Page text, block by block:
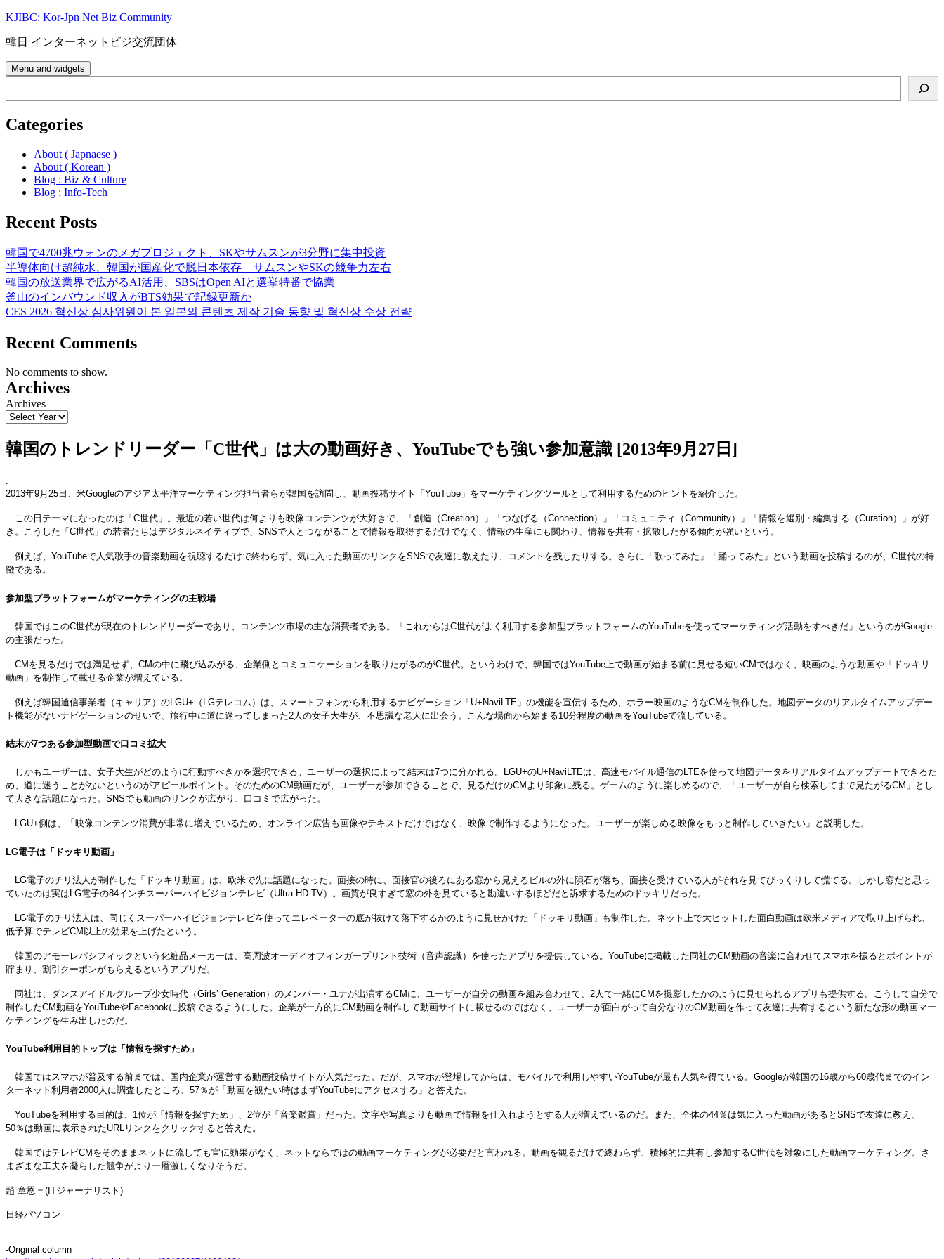
Skip
content
KJIBC: Kor-Jpn Net Biz Community
韓日 インターネットビジ交流団体
Menu and widgets
Categories
About ( Japnaese )
About ( Korean )
Blog : Biz & Culture
Blog : Info-Tech
Recent Posts
韓国で4700兆ウォンのメガプロジェクト、SKやサムスンが3分野に集中投資
半導体向け超純水、韓国が国産化で脱日本依存 サムスンやSKの競争力左右
韓国の放送業界で広がるAI活用、SBSはOpen AIと選挙特番で協業
釜山のインバウンド収入がBTS効果で記録更新か
CES 2026 혁신상 심사위원이 본 일본의 콘텐츠 제작 기술 동향 및 혁신상 수상 전략
Recent Comments
No comments to show.
Archives
Archives
韓国のトレンドリーダー「C世代」は大の動画好き、YouTubeでも強い参加意識 [2013年9月27日]
.
2013年9月25日、米Googleのアジア太平洋マーケティング担当者らが韓国を訪問し、動画投稿サイト「YouTube」をマーケティングツールとして利用するためのヒントを紹介した。
この日テーマになったのは「C世代」。最近の若い世代は何よりも映像コンテンツが大好きで、「創造（Creation）」「つなげる（Connection）」「コミュニティ（Community）」「情報を選別・編集する（Curation）」が好
き。こうした「C世代」の若者たちはデジタルネイティブで、SNSで人とつながることで情報を取得するだけでなく、情報の生産にも関わり、情報を共有・拡散したがる傾向が強いという。
例えば、YouTubeで人気歌手の音楽動画を視聴するだけで終わらず、気に入った動画のリンクをSNSで友達に教えたり、コメントを残したりする。さらに「歌ってみた」「踊ってみた」という動画を投稿するのが、C世代の特
徴である。
参加型プラットフォームがマーケティングの主戦場
韓国ではこのC世代が現在のトレンドリーダーであり、コンテンツ市場の主な消費者である。「これからはC世代がよく利用する参加型プラットフォームのYouTubeを使ってマーケティング活動をすべきだ」というのがGoogle
の主張だった。
CMを見るだけでは満足せず、CMの中に飛び込みがる、企業側とコミュニケーションを取りたがるのがC世代。というわけで、韓国ではYouTube上で動画が始まる前に見せる短いCMではなく、映画のような動画や「ドッキリ
動画」を制作して載せる企業が増えている。
例えば韓国通信事業者（キャリア）のLGU+（LGテレコム）は、スマートフォンから利用するナビゲーション「U+NaviLTE」の機能を宣伝するため、ホラー映画のようなCMを制作した。地図データのリアルタイムアップデー
ト機能がないナビゲーションのせいで、旅行中に道に迷ってしまった2人の女子大生が、不思議な老人に出会う。こんな場面から始まる10分程度の動画をYouTubeで流している。
結末が7つある参加型動画で口コミ拡大
しかもユーザーは、女子大生がどのように行動すべきかを選択できる。ユーザーの選択によって結末は7つに分かれる。LGU+のU+NaviLTEは、高速モバイル通信のLTEを使って地図データをリアルタイムアップデートできるた
め、道に迷うことがないというのがアピールポイント。そのためのCM動画だが、ユーザーが参加できることで、見るだけのCMより印象に残る。ゲームのように楽しめるので、「ユーザーが自ら検索してまで見たがるCM」とし
て大きな話題になった。SNSでも動画のリンクが広がり、口コミで広がった。
LGU+側は、「映像コンテンツ消費が非常に増えているため、オンライン広告も画像やテキストだけではなく、映像で制作するようになった。ユーザーが楽しめる映像をもっと制作していきたい」と説明した。
LG電子は「ドッキリ動画」
LG電子のチリ法人が制作した「ドッキリ動画」は、欧米で先に話題になった。面接の時に、面接官の後ろにある窓から見えるビルの外に隕石が落ち、面接を受けている人がそれを見てびっくりして慌てる。しかし窓だと思っ
ていたのは実はLG電子の84インチスーパーハイビジョンテレビ（Ultra HD TV）。画質が良すぎて窓の外を見ていると勘違いするほどだと訴求するためのドッキリだった。
LG電子のチリ法人は、同じくスーパーハイビジョンテレビを使ってエレベーターの底が抜けて落下するかのように見せかけた「ドッキリ動画」も制作した。ネット上で大ヒットした面白動画は欧米メディアで取り上げられ、
低予算でテレビCM以上の効果を上げたという。
韓国のアモーレパシフィックという化粧品メーカーは、高周波オーディオフィンガープリント技術（音声認識）を使ったアプリを提供している。YouTubeに掲載した同社のCM動画の音楽に合わせてスマホを振るとポイントが
貯まり、割引クーポンがもらえるというアプリだ。
同社は、ダンスアイドルグループ少女時代（Girls’ Generation）のメンバー・ユナが出演するCMに、ユーザーが自分の動画を組み合わせて、2人で一緒にCMを撮影したかのように見せられるアプリも提供する。こうして自分で
制作したCM動画をYouTubeやFacebookに投稿できるようにした。企業が一方的にCM動画を制作して動画サイトに載せるのではなく、ユーザーが面白がって自分なりのCM動画を作って友達に共有するという新たな形の動画マー
ケティングを生み出したのだ。
YouTube利用目的トップは「情報を探すため」
韓国ではスマホが普及する前までは、国内企業が運営する動画投稿サイトが人気だった。だが、スマホが登場してからは、モバイルで利用しやすいYouTubeが最も人気を得ている。Googleが韓国の16歳から60歳代までのイン
ターネット利用者2000人に調査したところ、57％が「動画を観たい時はまずYouTubeにアクセスする」と答えた。
YouTubeを利用する目的は、1位が「情報を探すため」、2位が「音楽鑑賞」だった。文字や写真よりも動画で情報を仕入れようとする人が増えているのだ。また、全体の44％は気に入った動画があるとSNSで友達に教え、
50％は動画に表示されたURLリンクをクリックすると答えた。
韓国ではテレビCMをそのままネットに流しても宣伝効果がなく、ネットならではの動画マーケティングが必要だと言われる。動画を観るだけで終わらず、積極的に共有し参加するC世代を対象にした動画マーケティング。さ
まざまな工夫を凝らした競争がより一層激しくなりそうだ。
趙 章恩＝(ITジャーナリスト)
日経パソコン
-Original column